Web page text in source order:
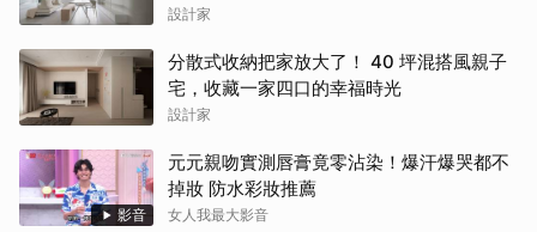
設計家
分散式收納把家放大了！ 40 坪混搭風親子
宅，收藏一家四口的幸福時光
設計家
影音
元元親吻實測唇膏竟零沾染！爆汗爆哭都不
掉妝 防水彩妝推薦
女人我最大影音